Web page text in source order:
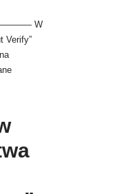
W
Verify”